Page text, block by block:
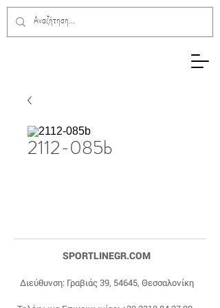
2112-085b
SPORTLINEGR.COM
Διεύθυνση: Γραβιάς 39, 54645, Θεσσαλονίκη